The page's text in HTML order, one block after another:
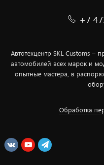
+7
Автотехцентр SKL Customs –
автомобилей всех марок и
опытные мастера, в
Обработка